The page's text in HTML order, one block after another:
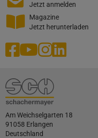
Jetzt anmelden
Magazine
Jetzt herunterladen
Am Weichselgarten 18
91058 Erlangen
Deutschland